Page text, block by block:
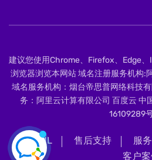
建议您使用Chrome、Firefox、Edge
浏览器浏览本网站 域名注册服务机构:
域名服务机构：烟台帝思普网络科技
务：阿里云计算有限公司 百度云 中
16109289
XML 售后支持 服
客户